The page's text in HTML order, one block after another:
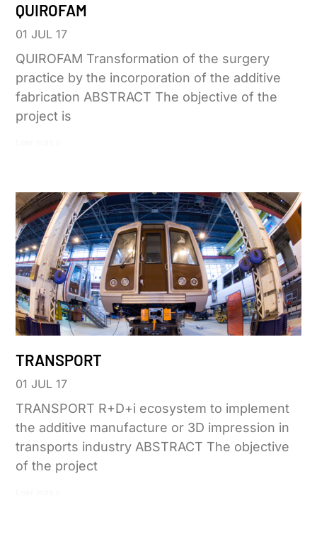
QUIROFAM
01 JUL 17
QUIROFAM Transformation of the surgery
practice by the incorporation of the additive
fabrication ABSTRACT The objective of the
project is
TRANSPORT
01 JUL 17
TRANSPORT R+D+i ecosystem to implement
the additive manufacture or 3D impression in
transports industry ABSTRACT The objective
of the project